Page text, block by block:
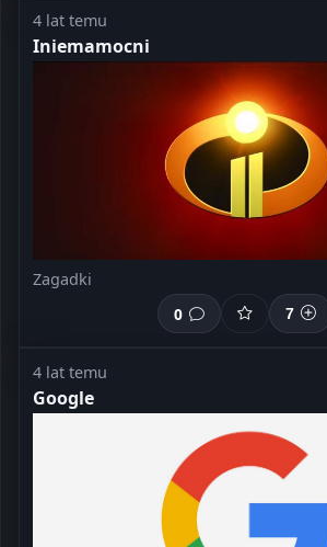
4 lat temu
Iniemamocni
Zagadki
0
7
4 lat temu
Google